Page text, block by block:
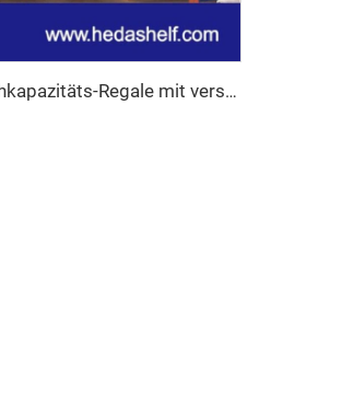
1000-5000 kg Hochkapazitäts-Regale mit verstellbaren Palettenstützen